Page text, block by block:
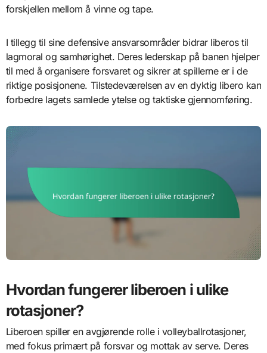
forskjellen mellom å vinne og tape.
I tillegg til sine defensive ansvarsområder bidrar liberos til
lagmoral og samhørighet. Deres lederskap på banen hjelper
til med å organisere forsvaret og sikrer at spillerne er i de
riktige posisjonene. Tilstedeværelsen av en dyktig libero kan
forbedre lagets samlede ytelse og taktiske gjennomføring.
Hvordan fungerer liberoen i ulike
rotasjoner?
Liberoen spiller en avgjørende rolle i volleyballrotasjoner,
med fokus primært på forsvar og mottak av serve. Deres